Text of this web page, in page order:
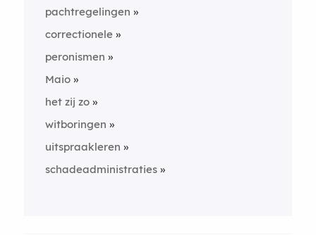
pachtregelingen
correctionele
peronismen
Maio
het zij zo
witboringen
uitspraakleren
schadeadministraties